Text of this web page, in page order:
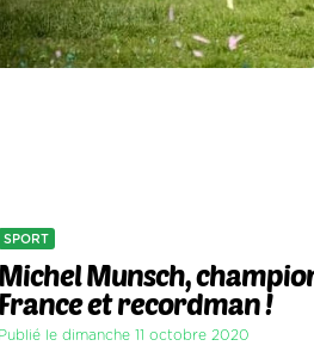
SPORT
Michel Munsch,
France et recordman !
Publié le dimanche 11 octobre 2020